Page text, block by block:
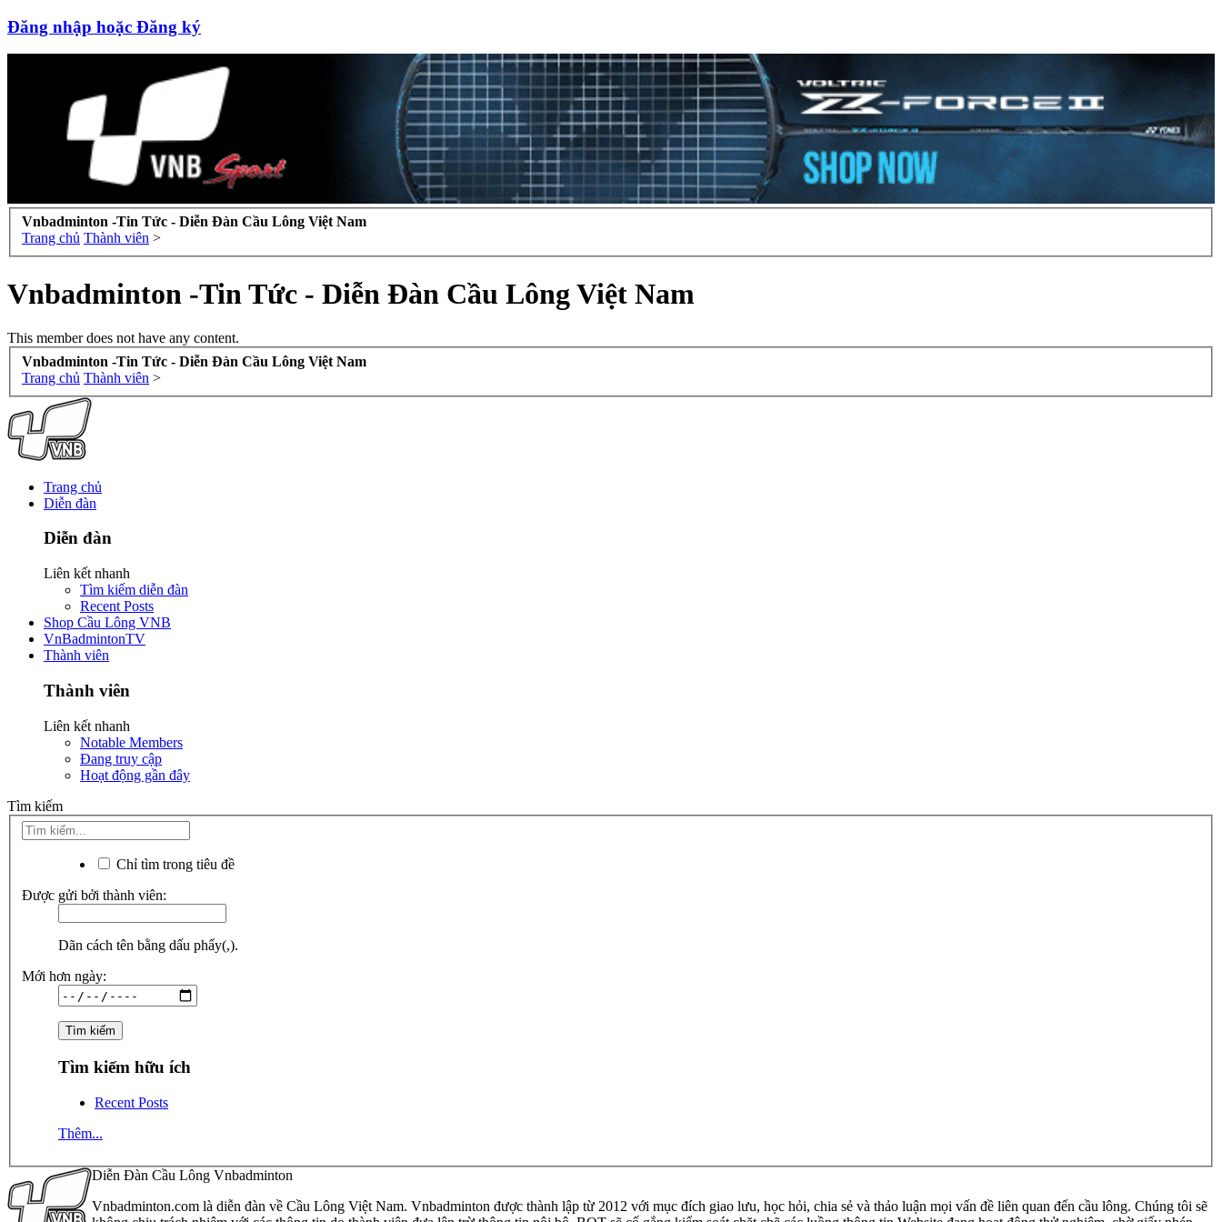
Đăng nhập hoặc Đăng ký
Vnbadminton -Tin Tức - Diễn Đàn Cầu Lông Việt Nam
Trang chủ Thành viên >
Vnbadminton -Tin Tức - Diễn Đàn Cầu Lông Việt Nam
This member does not have any content.
Vnbadminton -Tin Tức - Diễn Đàn Cầu Lông Việt Nam
Trang chủ Thành viên >
Trang chủ
Diễn đàn
Diễn đàn
Liên kết nhanh
Tìm kiếm diễn đàn
Recent Posts
Shop Cầu Lông VNB
VnBadmintonTV
Thành viên
Thành viên
Liên kết nhanh
Notable Members
Đang truy cập
Hoạt động gần đây
Tìm kiếm
Chỉ tìm trong tiêu đề
Được gửi bởi thành viên:
Dãn cách tên bằng dấu phẩy(,).
Mới hơn ngày:
Tìm kiếm hữu ích
Recent Posts
Thêm...
Diễn Đàn Cầu Lông Vnbadminton
Vnbadminton.com là diễn đàn về Cầu Lông Việt Nam. Vnbadminton được thành lập từ 2012 với mục đích giao lưu, học hỏi, chia sẻ và thảo luận mọi vấn đề liên quan đến cầu lông. Chúng tôi sẽ